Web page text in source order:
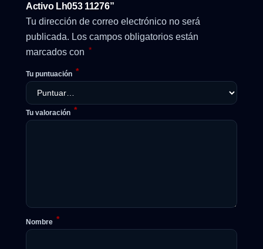
Activo Lh053 11276”
Tu dirección de correo electrónico no será
publicada. Los campos obligatorios están
marcados con *
Tu puntuación *
Tu valoración *
Nombre *